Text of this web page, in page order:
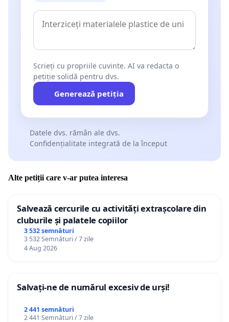
Scrieți cu propriile cuvinte. AI va redacta o
petiție solidă pentru dvs.
Generează petiția
Datele dvs. rămân ale dvs.
Confidențialitate integrată de la început
Alte petiții care v-ar putea interesa
Salvează cercurile cu activități extrașcolare din
cluburile și palatele copiilor
3 532 semnături
3 532 Semnături / 7 zile
4 Aug 2026
Salvați-ne de numărul excesiv de urși!
2 441 semnături
2 441 Semnături / 7 zile